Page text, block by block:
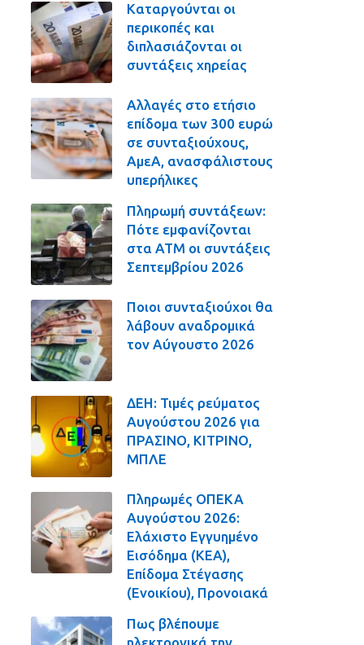
Καταργούνται οι
περικοπές και
διπλασιάζονται οι
συντάξεις χηρείας
Αλλαγές στο ετήσιο
επίδομα των 300 ευρώ
σε συνταξιούχους,
ΑμεΑ, ανασφάλιστους
υπερήλικες
Πληρωμή συντάξεων:
Πότε εμφανίζονται
στα ΑΤΜ οι συντάξεις
Σεπτεμβρίου 2026
Ποιοι συνταξιούχοι θα
λάβουν αναδρομικά
τον Αύγουστο 2026
ΔΕΗ: Τιμές ρεύματος
Αυγούστου 2026 για
ΠΡΑΣΙΝΟ, ΚΙΤΡΙΝΟ,
ΜΠΛΕ
Πληρωμές ΟΠΕΚΑ
Αυγούστου 2026:
Ελάχιστο Εγγυημένο
Εισόδημα (ΚΕΑ),
Επίδομα Στέγασης
(Ενοικίου), Προνοιακά
Πως βλέπουμε